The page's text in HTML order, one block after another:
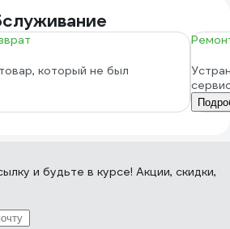
который не был
и будьте в курсе! Акции, скидки,